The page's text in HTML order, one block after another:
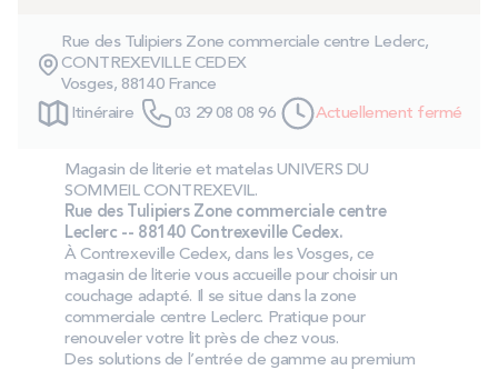
Technologie bultex
Nos engagements
Storelocator
ContactMon compte
Rue des Tulipiers Zone commerciale centre Leclerc,
CONTREXEVILLE CEDEX
Vosges, 88140 France
Itinéraire
03 29 08 08 96 Actuellement fermé
Magasin de literie et matelas UNIVERS DU
SOMMEIL CONTREXEVIL.
Rue des Tulipiers Zone commerciale centre
Leclerc -- 88140 Contrexeville Cedex.
À Contrexeville Cedex, dans les Vosges, ce
magasin de literie vous accueille pour choisir un
couchage adapté. Il se situe dans la zone
commerciale centre Leclerc. Pratique pour
renouveler votre lit près de chez vous.
Des solutions de l’entrée de gamme au premium